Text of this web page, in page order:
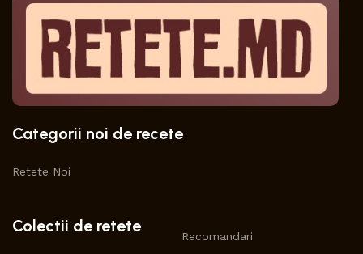
Categorii noi de recete
Retete Noi
Colectii de retete
Recomandari